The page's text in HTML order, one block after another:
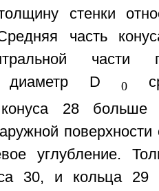
стенки
часть
части
диаметр D 0
конуса 28
углубление.
30, и кольца 29